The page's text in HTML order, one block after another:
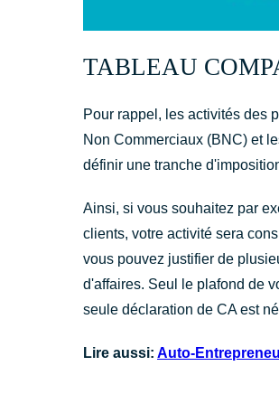
TABLEAU
Pour rappel, les activités des
Non Commerciaux (BNC) et
définir une tranche
Ainsi, si vous souhaitez par
clients, votre activité sera
vous pouvez justifier de
d'affaires. Seul le plafond de
seule déclaration de CA est
Lire aussi: Auto-